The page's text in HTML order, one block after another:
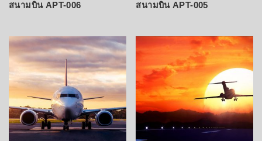
สนามบิน APT-006
สนามบิน APT-005